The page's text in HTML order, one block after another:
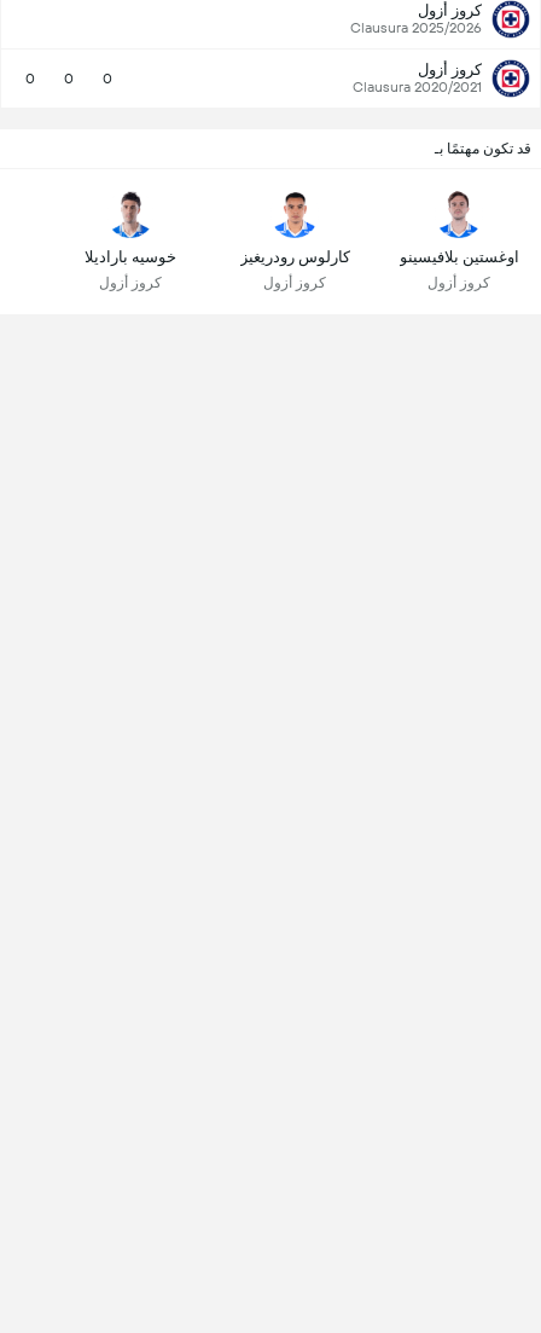
كروز أزول
2025/2026 Clausura
كروز أزول
2020/2021 Clausura
0
0
0
قد تكون مهتمًا بـ
اوغستين بلافيسينو
كروز أزول
كارلوس رودريغيز
كروز أزول
خوسيه باراديلا
كروز أزول